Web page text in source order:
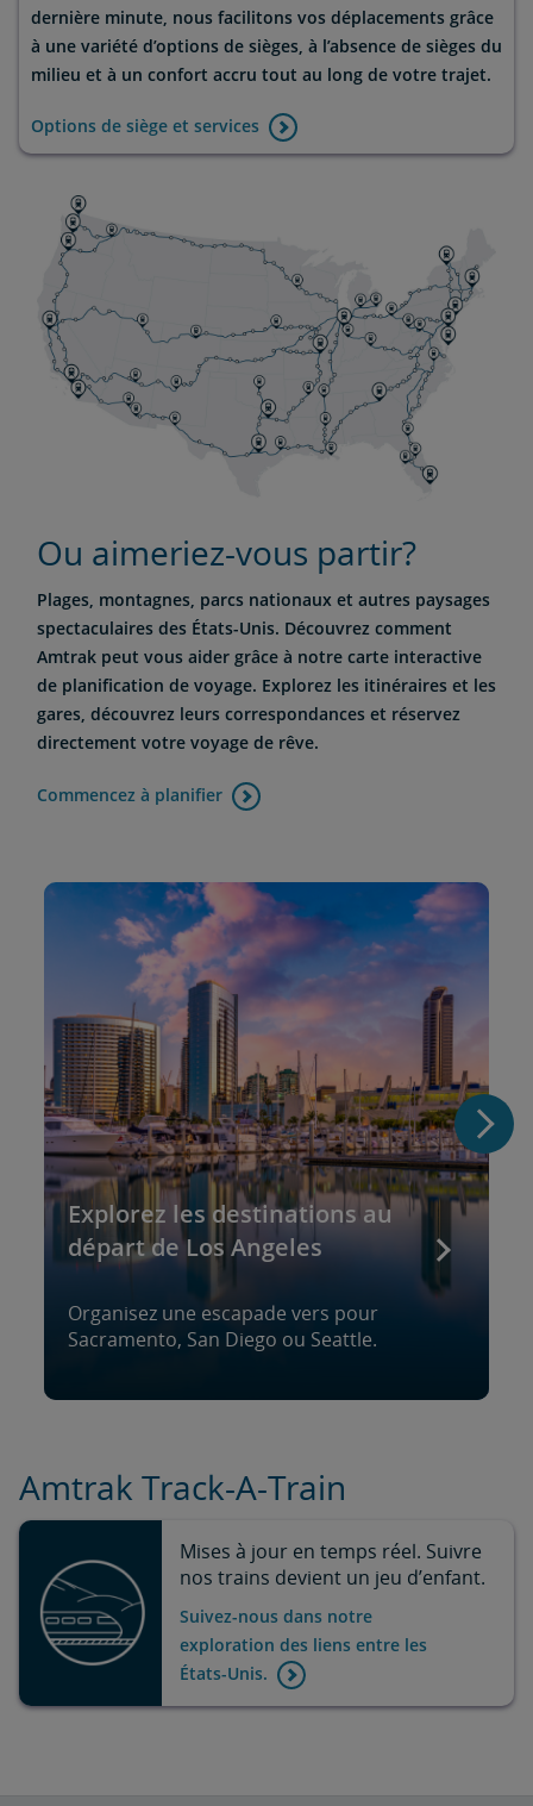
dernière minute, nous facilitons vos déplacements grâce
à une variété d’options de sièges, à l’absence de sièges du
milieu et à un confort accru tout au long de votre trajet.
Options de siège et services
Ou aimeriez-vous partir?
Plages, montagnes, parcs nationaux et autres paysages
spectaculaires des États-Unis. Découvrez comment
Amtrak peut vous aider grâce à notre carte interactive
de planification de voyage. Explorez les itinéraires et les
gares, découvrez leurs correspondances et réservez
directement votre voyage de rêve.
Commencez à planifier
Explorez les destinations au
départ de Los Angeles
Organisez une escapade vers pour
Sacramento, San Diego ou Seattle.
Amtrak Track-A-Train
Mises à jour en temps réel. Suivre
nos trains devient un jeu d’enfant.
Suivez-nous dans notre
exploration des liens entre les
États-Unis.